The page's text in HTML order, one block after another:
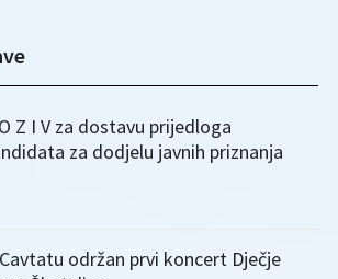
Z I V za dostavu prijedloga
za dodjelu javnih priznanja
održan prvi koncert Dječje